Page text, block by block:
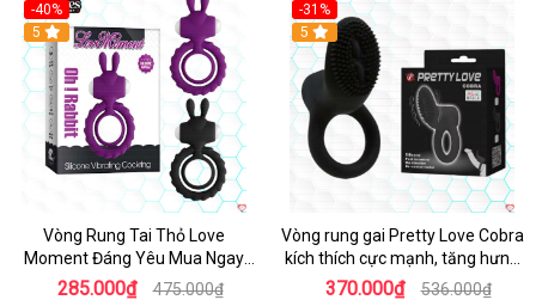
-40%
5
Vòng Rung Tai Thỏ Love
Moment Đáng Yêu Mua Ngay
Giá Tốt
285.000₫ 475.000₫
-31%
5
Vòng rung gai Pretty Love Cobra
kích thích cực mạnh, tăng hưng
phấn
370.000₫ 536.000₫